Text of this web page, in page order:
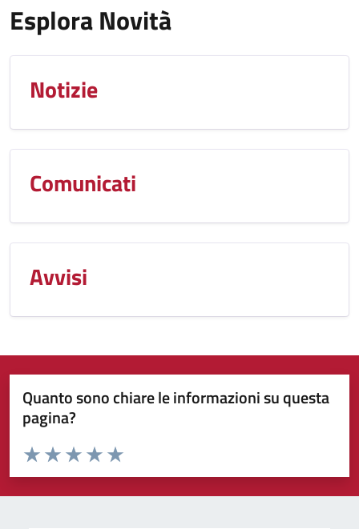
Esplora Novità
Notizie
Comunicati
Avvisi
Quanto sono chiare le informazioni su questa
pagina?
Valuta da 1 a 5 stelle la pagina
Valuta 5 stelle su 5
Valuta 4 stelle su 5
Valuta 3 stelle su 5
Valuta 2 stelle su 5
Valuta 1 stelle su 5